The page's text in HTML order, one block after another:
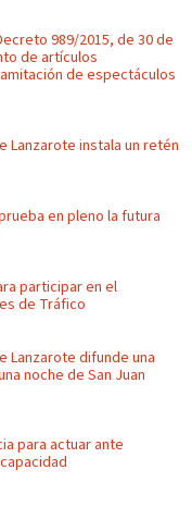
989/2015, de 30 de
de artículos
de espectáculos
Lanzarote instala un retén
en pleno la futura
participar en el
de Tráfico
Lanzarote difunde una
noche de San Juan
para actuar ante